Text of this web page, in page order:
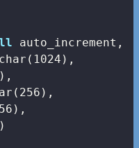
auto_increment,
( 1024 ),
),
( 256 ),
),
)